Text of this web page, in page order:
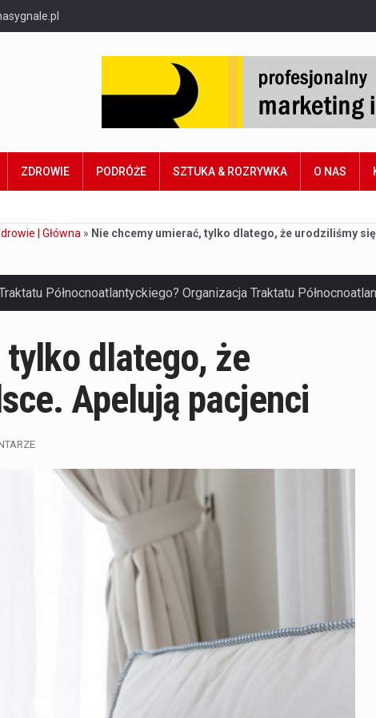
ZDROWIE PODRÓŻE SZTUKA & ROZRYWKA O NAS
| Główna » Nie chcemy umierać, tylko dlatego, że urodziliśmy
dlatego, że
Apelują pacjenci